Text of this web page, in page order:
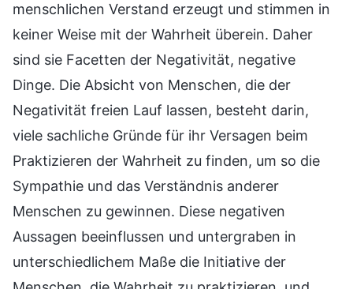
menschlichen Verstand erzeugt und stimmen in
keiner Weise mit der Wahrheit überein. Daher
sind sie Facetten der Negativität, negative
Dinge. Die Absicht von Menschen, die der
Negativität freien Lauf lassen, besteht darin,
viele sachliche Gründe für ihr Versagen beim
Praktizieren der Wahrheit zu finden, um so die
Sympathie und das Verständnis anderer
Menschen zu gewinnen. Diese negativen
Aussagen beeinflussen und untergraben in
unterschiedlichem Maße die Initiative der